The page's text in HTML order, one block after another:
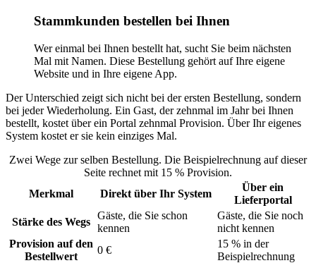
Stammkunden bestellen bei Ihnen
Wer einmal bei Ihnen bestellt hat, sucht Sie beim nächsten
Mal mit Namen. Diese Bestellung gehört auf Ihre eigene
Website und in Ihre eigene App.
Der Unterschied zeigt sich nicht bei der ersten Bestellung, sondern
bei jeder Wiederholung. Ein Gast, der zehnmal im Jahr bei Ihnen
bestellt, kostet über ein Portal zehnmal Provision. Über Ihr eigenes
System kostet er sie kein einziges Mal.
Zwei Wege zur selben Bestellung. Die Beispielrechnung auf dieser
Seite rechnet mit 15 % Provision.
Merkmal
Direkt über Ihr System
Über ein
Lieferportal
Stärke des Wegs
Gäste, die Sie schon
kennen
Gäste, die Sie noch
nicht kennen
Provision auf den
Bestellwert
0 €
15 % in der
Beispielrechnung